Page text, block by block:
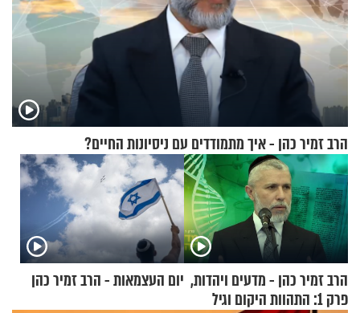
הרב זמיר כהן - איך מתמודדים עם ניסיונות החיים?
הרב זמיר כהן - מדעים ויהדות,
פרק 1: התהוות היקום וגיל
יום העצמאות - הרב זמיר כהן